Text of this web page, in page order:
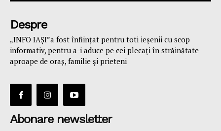
Despre
„INFO IAȘI”a fost înfiinţat pentru toti ieşenii cu scop
informativ, pentru a-i aduce pe cei plecaţi în străinătate
aproape de oraş, familie și prieteni
Abonare newsletter